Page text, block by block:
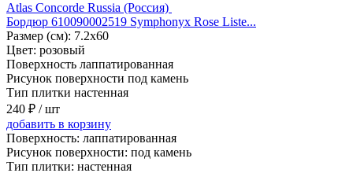
Atlas Concorde Russia (Россия)
Бордюр 610090002519 Symphonyx Rose Liste...
Размер (см): 7.2x60
Цвет: розовый
Поверхность лаппатированная
Рисунок поверхности под камень
Тип плитки настенная
240 ₽ / шт
добавить в корзину
Поверхность: лаппатированная
Рисунок поверхности: под камень
Тип плитки: настенная